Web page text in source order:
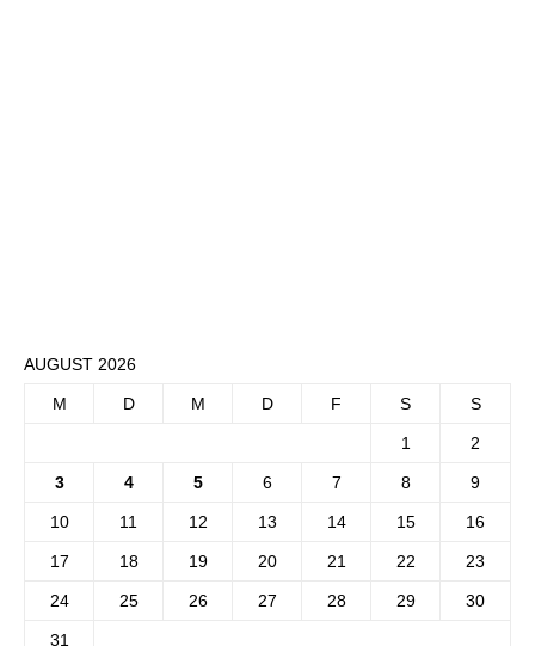
AUGUST 2026
M D M D F S S
1 2
3 4 5 6 7 8 9
10 11 12 13 14 15 16
17 18 19 20 21 22 23
24 25 26 27 28 29 30
31